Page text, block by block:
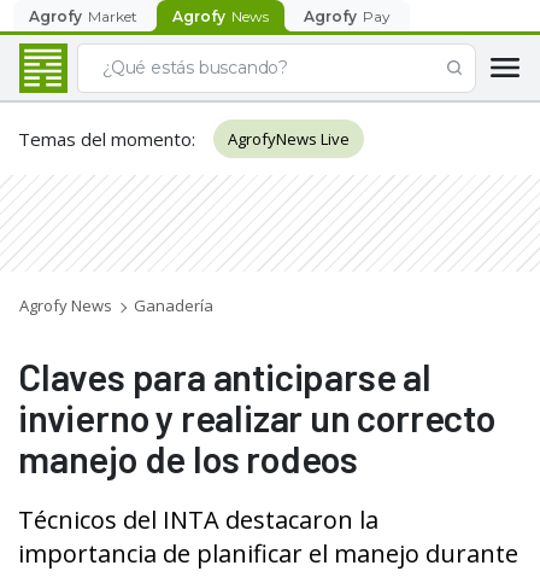
Agrofy Market Agrofy News Agrofy Pay
Temas del momento: AgrofyNews Live
Agrofy News Ganadería
Claves para anticiparse al
invierno y realizar un correcto
manejo de los rodeos
Técnicos del INTA destacaron la
importancia de planificar el manejo durante